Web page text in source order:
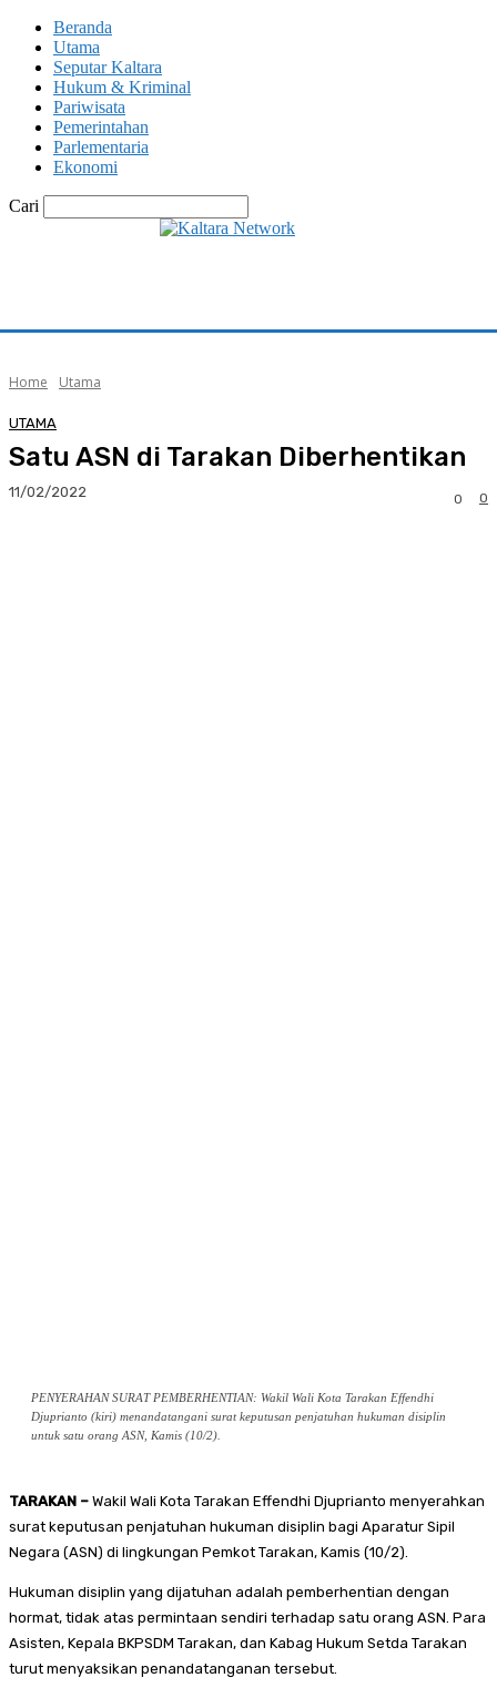
Beranda
Utama
Seputar Kaltara
Hukum & Kriminal
Pariwisata
Pemerintahan
Parlementaria
Ekonomi
Cari
Home Utama
UTAMA
Satu ASN di Tarakan Diberhentikan
11/02/2022 0
0
PENYERAHAN SURAT PEMBERHENTIAN: Wakil Wali Kota Tarakan Effendhi
Djuprianto (kiri) menandatangani surat keputusan penjatuhan hukuman disiplin
untuk satu orang ASN, Kamis (10/2).
TARAKAN – Wakil Wali Kota Tarakan Effendhi Djuprianto menyerahkan
surat keputusan penjatuhan hukuman disiplin bagi Aparatur Sipil
Negara (ASN) di lingkungan Pemkot Tarakan, Kamis (10/2).
Hukuman disiplin yang dijatuhan adalah pemberhentian dengan
hormat, tidak atas permintaan sendiri terhadap satu orang ASN. Para
Asisten, Kepala BKPSDM Tarakan, dan Kabag Hukum Setda Tarakan
turut menyaksikan penandatanganan tersebut.